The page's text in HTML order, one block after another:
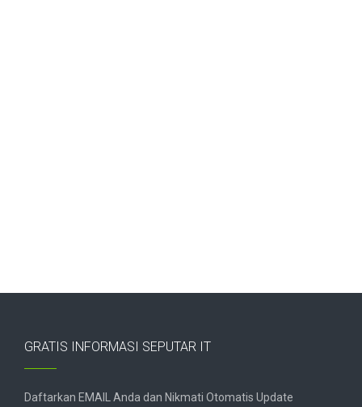
GRATIS INFORMASI SEPUTAR IT
Daftarkan EMAIL Anda dan Nikmati Otomatis Update